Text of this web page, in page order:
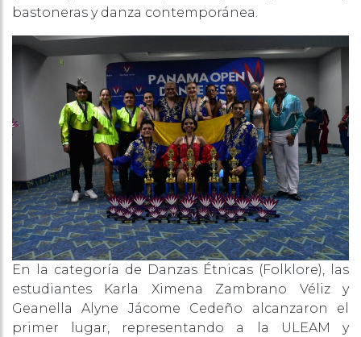
bastoneras y danza contemporánea.
En la categoría de Danzas Étnicas (Folklore), las
estudiantes Karla Ximena Zambrano Véliz y
Geanella Alyne Jácome Cedeño alcanzaron el
primer lugar, representando a la ULEAM y